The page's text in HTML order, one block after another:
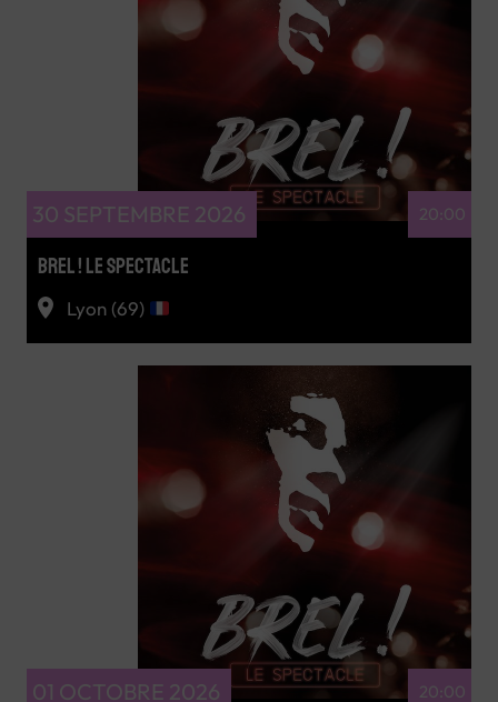
RÉSERVEZ
30 SEPTEMBRE 2026 20:00
BREL ! LE SPECTACLE
Lyon (69)
RÉSERVEZ
01 OCTOBRE 2026 20:00